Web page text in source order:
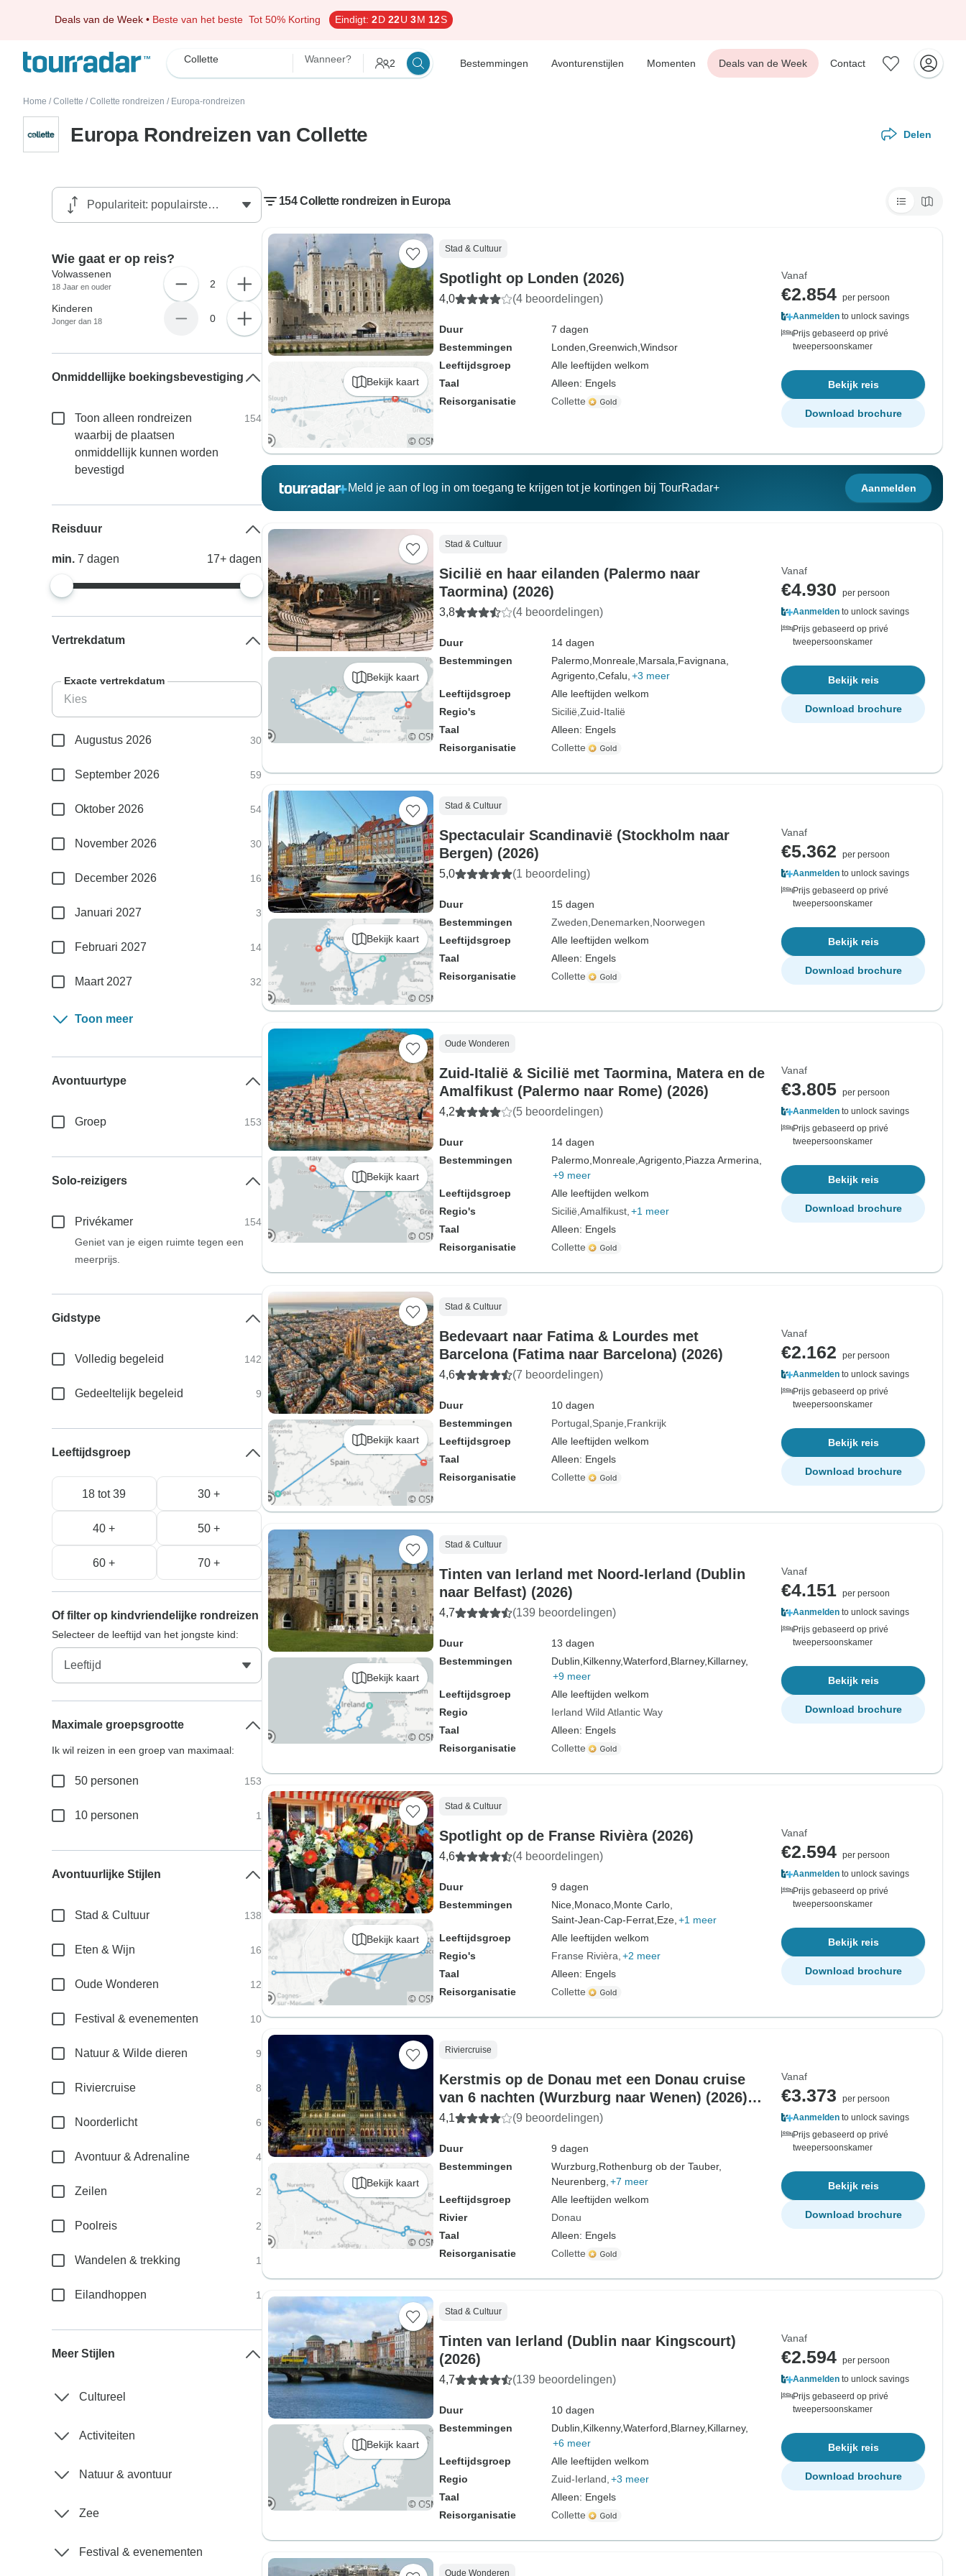
Deals van de Week • Beste van het beste Tot 50% Korting Eindigt: 2D 22U 3M 11S
Collette Wanneer? 2 Bestemmingen Avonturenstijlen Momenten Deals van de Week Contact
Home / Collette / Collette rondreizen / Europa-rondreizen
Europa Rondreizen van Collette Delen
154 Collette rondreizen in Europa
Bekijk kaart
Stad & Cultuur
Spotlight op Londen (2026)
4,0 (4 beoordelingen)
Duur
7 dagen
Bestemmingen
Londen, Greenwich, Windsor
Leeftijdsgroep
Alle leeftijden welkom
Taal
Alleen: Engels
Reisorganisatie
Collette
Vanaf
€2.854 per persoon
Aanmelden to unlock savings
Prijs gebaseerd op privé
tweepersoonskamer
Bekijk reis
Download brochure
Meld je aan of log in om toegang te krijgen tot je kortingen bij TourRadar+ Aanmelden
Bekijk kaart
Stad & Cultuur
Sicilië en haar eilanden (Palermo naar
Taormina) (2026)
3,8 (4 beoordelingen)
Duur
14 dagen
Bestemmingen
Palermo, Monreale, Marsala, Favignana,
Agrigento, Cefalu, +3 meer
Leeftijdsgroep
Alle leeftijden welkom
Regio's
Sicilië Zuid-Italië
Taal
Alleen: Engels
Reisorganisatie
Collette
Vanaf
€4.930
per persoon
Aanmelden to unlock savings
Prijs gebaseerd op privé
tweepersoonskamer
Bekijk reis
Download brochure
Bekijk kaart
Stad & Cultuur
Spectaculair Scandinavië (Stockholm naar
Bergen) (2026)
5,0 (1 beoordeling)
Duur
15 dagen
Bestemmingen
Zweden Denemarken Noorwegen
Leeftijdsgroep
Alle leeftijden welkom
Taal
Alleen: Engels
Reisorganisatie
Collette
Vanaf
€5.362
per persoon
Aanmelden to unlock savings
Prijs gebaseerd op privé
tweepersoonskamer
Bekijk reis
Download brochure
Bekijk kaart
Oude Wonderen
Zuid-Italië & Sicilië met Taormina, Matera en de
Amalfikust (Palermo naar Rome) (2026)
4,2 (5 beoordelingen)
Duur
14 dagen
Bestemmingen
Palermo, Monreale, Agrigento, Piazza Armerina,
+9 meer
Leeftijdsgroep
Alle leeftijden welkom
Regio's
Sicilië Amalfikust +1 meer
Taal
Alleen: Engels
Reisorganisatie
Collette
Vanaf
€3.805 per persoon
Aanmelden to unlock savings
Prijs gebaseerd op privé
tweepersoonskamer
Bekijk reis
Download brochure
Bekijk kaart
Stad & Cultuur
Bedevaart naar Fatima & Lourdes met
Barcelona (Fatima naar Barcelona) (2026)
4,6 (7 beoordelingen)
Duur
10 dagen
Bestemmingen
Portugal Spanje Frankrijk
Leeftijdsgroep
Alle leeftijden welkom
Taal
Alleen: Engels
Reisorganisatie
Collette
Vanaf
€2.162
per persoon
Aanmelden to unlock savings
Prijs gebaseerd op privé
tweepersoonskamer
Bekijk reis
Download brochure
Bekijk kaart
Stad & Cultuur
Tinten van Ierland met Noord-Ierland (Dublin
naar Belfast) (2026)
4,7 (139 beoordelingen)
Duur
13 dagen
Bestemmingen
Dublin, Kilkenny,Waterford, Blarney, Killarney,
+9 meer
Leeftijdsgroep
Alle leeftijden welkom
Regio
Ierland Wild Atlantic Way
Taal
Alleen: Engels
Reisorganisatie
Collette
Vanaf
€4.151 per persoon
Aanmelden to unlock savings
Prijs gebaseerd op privé
tweepersoonskamer
Bekijk reis
Download brochure
Bekijk kaart
Stad & Cultuur
Spotlight op de Franse Rivièra (2026)
4,6 (4 beoordelingen)
Duur
9 dagen
Bestemmingen
Nice, Monaco, Monte Carlo,
Saint-Jean-Cap-Ferrat, Eze, +1 meer
Leeftijdsgroep
Alle leeftijden welkom
Regio's
Franse Rivièra +2 meer
Taal
Alleen: Engels
Reisorganisatie
Collette
Vanaf
€2.594 per persoon
Aanmelden to unlock savings
Prijs gebaseerd op privé
tweepersoonskamer
Bekijk reis
Download brochure
Bekijk kaart
Riviercruise
Kerstmis op de Donau met een Donau cruise
van 6 nachten (Wurzburg naar Wenen) (2026)
(Feestdagen)
4,1 (9 beoordelingen)
Duur
9 dagen
Bestemmingen
Wurzburg, Rothenburg ob der Tauber,
Neurenberg, +7 meer
Leeftijdsgroep
Alle leeftijden welkom
Rivier
Donau
Taal
Alleen: Engels
Reisorganisatie
Collette
Vanaf
€3.373
per persoon
Aanmelden to unlock savings
Prijs gebaseerd op privé
tweepersoonskamer
Bekijk reis
Download brochure
Bekijk kaart
Stad & Cultuur
Tinten van Ierland (Dublin naar Kingscourt)
(2026)
4,7 (139 beoordelingen)
Duur
10 dagen
Bestemmingen
Dublin, Kilkenny,Waterford, Blarney, Killarney,
+6 meer
Leeftijdsgroep
Alle leeftijden welkom
Regio
Zuid-Ierland +3 meer
Taal
Alleen: Engels
Reisorganisatie
Collette
Vanaf
€2.594 per persoon
Aanmelden to unlock savings
Prijs gebaseerd op privé
tweepersoonskamer
Bekijk reis
Download brochure
Oude Wonderen
Wie gaat er op reis?
Volwassenen
18 Jaar en ouder 2
Kinderen
Jonger dan 18 0
Onmiddellijke boekingsbevestiging
Toon alleen rondreizen
waarbij de plaatsen
onmiddellijk kunnen worden
bevestigd
154
Reisduur
min.7dagen 17+ dagen
Vertrekdatum
Exacte vertrekdatum
Augustus 2026 30
September 2026 59
Oktober 2026 54
November 2026 30
December 2026 16
Januari 2027 3
Februari 2027 14
Maart 2027 32
Toon meer
Avontuurtype
Groep 153
Solo-reizigers
Privékamer
154
Geniet van je eigen ruimte tegen een
meerprijs.
Gidstype
Volledig begeleid 142
Gedeeltelijk begeleid 9
Leeftijdsgroep
18 tot 39 30 +
40 + 50 +
60 + 70 +
Of filter op kindvriendelijke rondreizen
Selecteer de leeftijd van het jongste kind:
Maximale groepsgrootte
Ik wil reizen in een groep van maximaal:
50 personen 153
10 personen 1
Avontuurlijke Stijlen
Stad & Cultuur 138
Eten & Wijn 16
Oude Wonderen 12
Festival & evenementen 10
Natuur & Wilde dieren 9
Riviercruise 8
Noorderlicht 6
Avontuur & Adrenaline 4
Zeilen 2
Poolreis 2
Wandelen & trekking 1
Eilandhoppen 1
Meer Stijlen
Cultureel
Activiteiten
Natuur & avontuur
Zee
Festival & evenementen